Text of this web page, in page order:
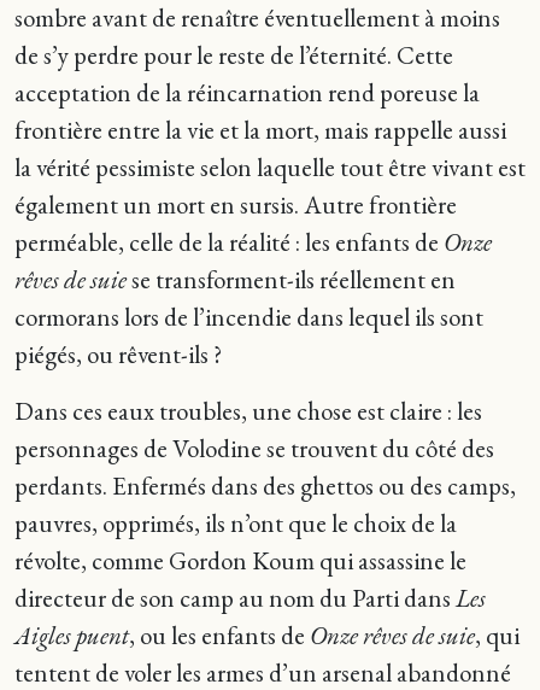
sombre avant de renaître éventuellement à moins
de s’y perdre pour le reste de l’éternité. Cette
acceptation de la réincarnation rend poreuse la
frontière entre la vie et la mort, mais rappelle aussi
la vérité pessimiste selon laquelle tout être vivant est
également un mort en sursis. Autre frontière
perméable, celle de la réalité : les enfants de Onze
rêves de suiese transforment-ils réellement en
cormorans lors de l’incendie dans lequel ils sont
piégés, ou rêvent-ils ?
Dans ces eaux troubles, une chose est claire : les
personnages de Volodine se trouvent du côté des
perdants. Enfermés dans des ghettos ou des camps,
pauvres, opprimés, ils n’ont que le choix de la
révolte, comme Gordon Koum qui assassine le
directeur de son camp au nom du Parti dansLes
Aigles puent, ou les enfants de Onze rêves de suie, qui
tentent de voler les armes d’un arsenal abandonné